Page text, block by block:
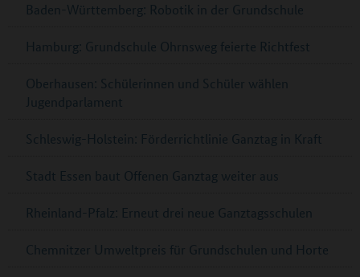
Baden-Württemberg: Robotik in der Grundschule
Hamburg: Grundschule Ohrnsweg feierte Richtfest
Oberhausen: Schülerinnen und Schüler wählen
Jugendparlament
Schleswig-Holstein: Förderrichtlinie Ganztag in Kraft
Stadt Essen baut Offenen Ganztag weiter aus
Rheinland-Pfalz: Erneut drei neue Ganztagsschulen
Chemnitzer Umweltpreis für Grundschulen und Horte